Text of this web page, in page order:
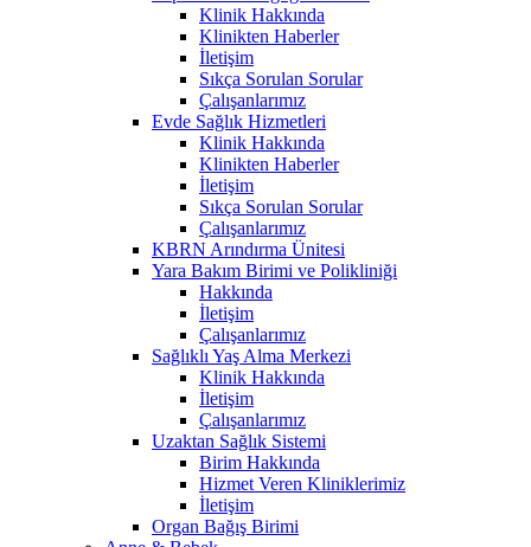
Klinik Hakkında
Klinikten Haberler
İletişim
Sıkça Sorulan Sorular
Çalışanlarımız
Evde Sağlık Hizmetleri
Klinik Hakkında
Klinikten Haberler
İletişim
Sıkça Sorulan Sorular
Çalışanlarımız
KBRN Arındırma Ünitesi
Yara Bakım Birimi ve Polikliniği
Hakkında
İletişim
Çalışanlarımız
Sağlıklı Yaş Alma Merkezi
Klinik Hakkında
İletişim
Çalışanlarımız
Uzaktan Sağlık Sistemi
Birim Hakkında
Hizmet Veren Kliniklerimiz
İletişim
Organ Bağış Birimi